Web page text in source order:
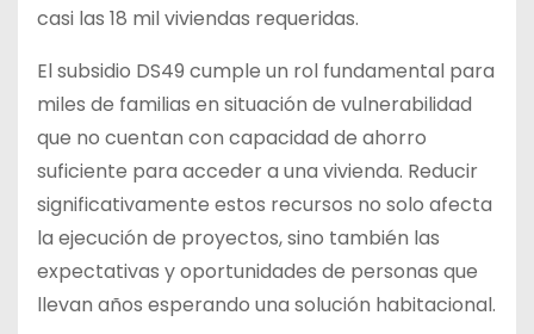
casi las 18 mil viviendas requeridas.
El subsidio DS49 cumple un rol fundamental para
miles de familias en situación de vulnerabilidad
que no cuentan con capacidad de ahorro
suficiente para acceder a una vivienda. Reducir
significativamente estos recursos no solo afecta
la ejecución de proyectos, sino también las
expectativas y oportunidades de personas que
llevan años esperando una solución habitacional.